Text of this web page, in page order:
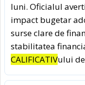
luni. Oficialul
impact bugetar
surse clare de
stabilitatea
CALIFICATIVului